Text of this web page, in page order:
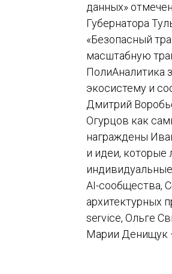
данных»
Губернатора
«Безопасный
масштабную
ПолиАналитика
экосистему и
Дмитрий
Огурцов как
награждены
и идеи, которые
AI-сообщества,
архитектурных
service, Ольге
Марии Денищук